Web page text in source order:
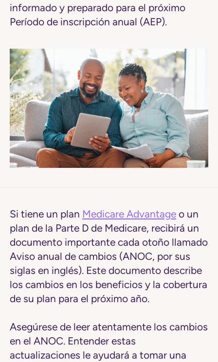
informado y preparado para el próximo
Período de inscripción anual (AEP).
Si tiene un plan Medicare Advantage o un
plan de la Parte D de Medicare, recibirá un
documento importante cada otoño llamado
Aviso anual de cambios (ANOC, por sus
siglas en inglés). Este documento describe
los cambios en los beneficios y la cobertura
de su plan para el próximo año.
Asegúrese de leer atentamente los cambios
en el ANOC. Entender estas
actualizaciones le ayudará a tomar una